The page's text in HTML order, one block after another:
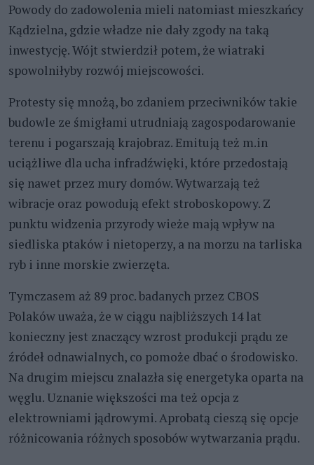
Powody do zadowolenia mieli natomiast mieszkańcy
Kądzielna, gdzie władze nie dały zgody na taką
inwestycję. Wójt stwierdził potem, że wiatraki
spowolniłyby rozwój miejscowości.
Protesty się mnożą, bo zdaniem przeciwników takie
budowle ze śmigłami utrudniają zagospodarowanie
terenu i pogarszają krajobraz. Emitują też m.in
uciążliwe dla ucha infradźwięki, które przedostają
się nawet przez mury domów. Wytwarzają też
wibracje oraz powodują efekt stroboskopowy. Z
punktu widzenia przyrody wieże mają wpływ na
siedliska ptaków i nietoperzy, a na morzu na tarliska
ryb i inne morskie zwierzęta.
Tymczasem aż 89 proc. badanych przez CBOS
Polaków uważa, że w ciągu najbliższych 14 lat
konieczny jest znaczący wzrost produkcji prądu ze
źródeł odnawialnych, co pomoże dbać o środowisko.
Na drugim miejscu znalazła się energetyka oparta na
węglu. Uznanie większości ma też opcja z
elektrowniami jądrowymi. Aprobatą cieszą się opcje
różnicowania różnych sposobów wytwarzania prądu.